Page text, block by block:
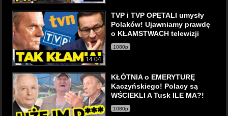
14:04
TVP i TVP OPĘTALI umysły
Polaków! Ujawniamy prawdę
o KŁAMSTWACH telewizji
1080p
KŁÓTNIA o EMERYTURĘ
Kaczyńskiego! Polacy są
WŚCIEKLI A Tusk ILE MA?!
1080p